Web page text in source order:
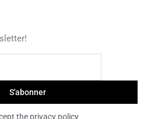
the privacy policy